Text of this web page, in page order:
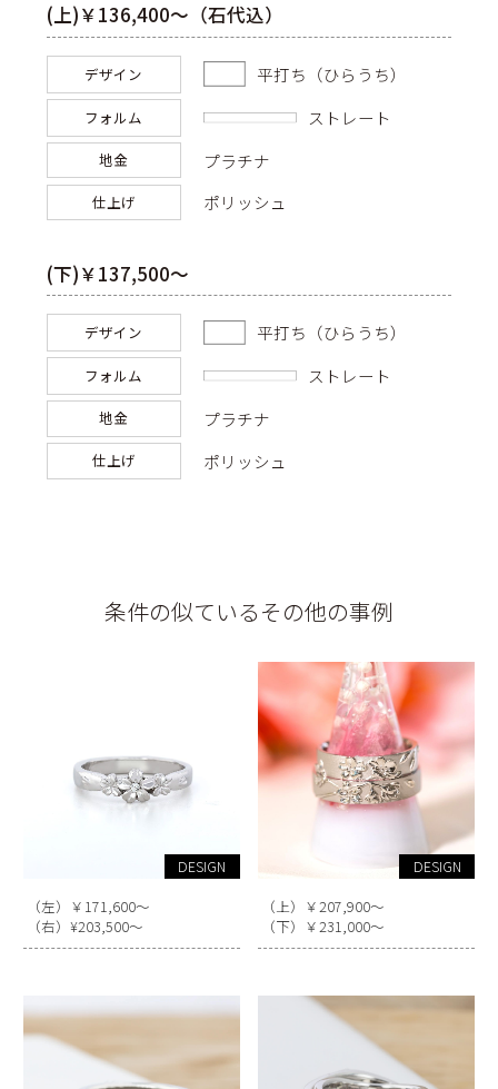
(上)￥136,400～（石代込）
デザイン 平打ち（ひらうち）
フォルム ストレート
地金 プラチナ
仕上げ ポリッシュ
(下)￥137,500～
デザイン 平打ち（ひらうち）
フォルム ストレート
地金 プラチナ
仕上げ ポリッシュ
条件の似ているその他の事例
DESIGN
（左）￥171,600～
（右）¥203,500～
DESIGN
（上）￥207,900～
（下）￥231,000～